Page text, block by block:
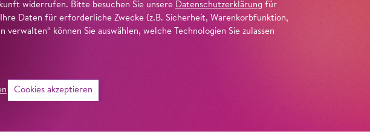
widerrufen. Bitte besuchen Sie unsere Datenschutzerklärung für
Daten für erforderliche Zwecke (z.B. Sicherheit, Warenkorbfunktion,
können Sie auswählen, welche Technologien Sie zulassen
Cookies akzeptieren